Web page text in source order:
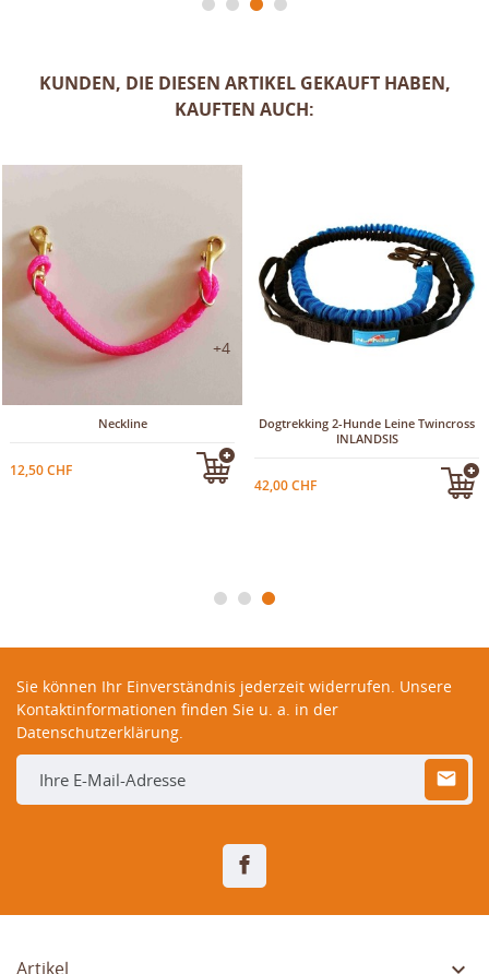
KUNDEN, DIE DIESEN ARTIKEL GEKAUFT HABEN,
KAUFTEN AUCH:
+4
Neckline
12,50 CHF
Dogtrekking 2-Hunde Leine Twincross
INLANDSIS
42,00 CHF
Sie können Ihr Einverständnis jederzeit widerrufen. Unsere
Kontaktinformationen finden Sie u. a. in der
Datenschutzerklärung.
Facebook
Artikel